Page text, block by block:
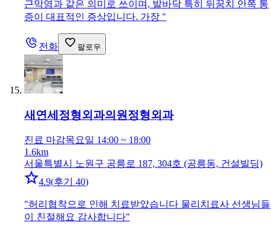
근막염과 같은 의미로 쓰이며, 발바닥 특히 뒤꿈치 안쪽 통
증이 대표적인 증상입니다. 가장 "
전화 팔로우
새연세정형외과의원 정형외과
진료 마감목요일 14:00 ~ 18:00
1.6km
서울특별시 노원구 공릉로 187, 304호 (공릉동, 건설빌딩)
4.9(후기 40)
"허리협착으로 인해 치료받았습니다 물리치료사 선생님들
이 친절해요 감사합니다"